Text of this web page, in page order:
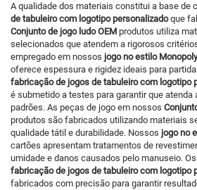
A qualidade dos materiais constitui a base de
de tabuleiro com logotipo personalizadoque
Conjunto de jogo ludo OEM produtos utiliza
selecionados que atendem a rigorosos
empregado em nossos jogo no estilo
oferece espessura e rigidez ideais para
fabricação de jogos de tabuleiro com logotipo
é submetido a testes para garantir que atenda
padrões. As peças de jogo em nossos
produtos são fabricados utilizando materiais
qualidade tátil e durabilidade. Nossos jogo no
cartões apresentam tratamentos de
umidade e danos causados pelo manuseio.
fabricação de jogos de tabuleiro com logotipo
fabricados com precisão para garantir